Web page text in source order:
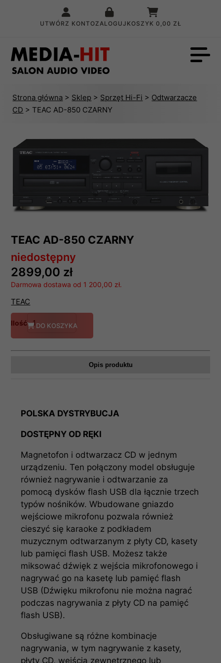
UTWÓRZ KONTOZALOGUJ KOSZYK 0,00 ZŁ
Strona główna > Sklep > Sprzęt Hi-Fi > Odtwarzacze
CD > TEAC AD-850 CZARNY
TEAC AD-850 CZARNY
niedostępny
2899,00 zł
Darmowa dostawa od 1 200,00 zł.
TEAC
Ilość DO KOSZYKA
Opis produktu
POLSKA DYSTRYBUCJA
DOSTĘPNY OD RĘKI
Magnetofon i odtwarzacz CD w jednym
urządzeniu. Ten połączony model obsługuje
również nagrywanie i odtwarzanie za
pomocą dysków flash USB dla łącznie trzech
typów nośników. Wbudowane gniazdo
wejściowe mikrofonu pozwala również
cieszyć się karaoke z podkładem
muzycznym odtwarzanym z płyty CD, kasety
lub pamięci flash USB. Możesz także
miksować dźwięk z wejścia mikrofonowego i
nagrywać go na kasetę lub pamięć flash
USB (Dźwięku mikrofonu nie można nagrać
podczas nagrywania z płyty CD na pamięć
flash USB).
Obsługiwane są różne kombinacje
nagrywania, w tym nagrywanie z kasety,
płyty CD, wejścia zewnętrznego lub